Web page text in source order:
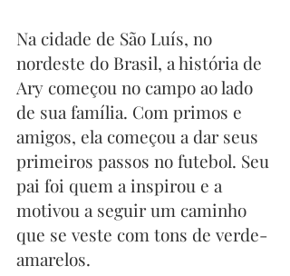
Na cidade de São Luís, no
nordeste do Brasil, a história de
Ary começou no campo ao lado
de sua família. Com primos e
amigos, ela começou a dar seus
primeiros passos no futebol. Seu
pai foi quem a inspirou e a
motivou a seguir um caminho
que se veste com tons de verde-
amarelos.